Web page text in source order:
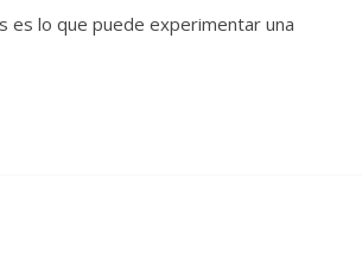
es lo que puede experimentar una